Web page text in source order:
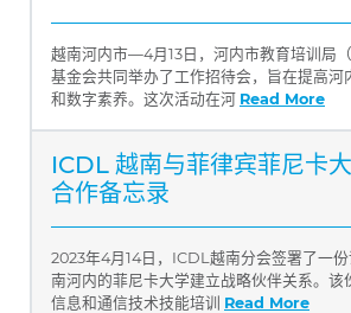
越南河内市—4月13日，河内市教育培训局
基金会共同举办了工作招待会，旨在提高河
和数字素养。这次活动在河 Read More
ICDL 越南与菲律宾菲尼卡
合作备忘录
2023年4月14日，ICDL越南分会签署了一
南河内的菲尼卡大学建立战略伙伴关系。该
信息和通信技术技能培训 Read More